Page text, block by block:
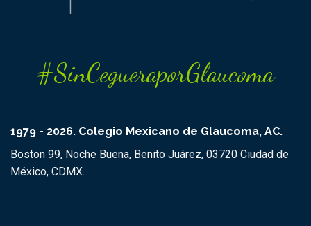
#SinCegueraporGlaucoma
1979 - 2026. Colegio Mexicano de Glaucoma, AC.
Boston 99, Noche Buena, Benito Juárez, 03720 Ciudad de
México, CDMX.